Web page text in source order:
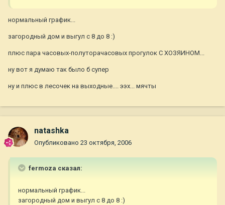
нормальный график...
загородный дом и выгул с 8 до 8 :)
плюс пара часовых-полуторачасовых прогулок С ХОЗЯИНОМ...
ну вот я думаю так было б супер
ну и плюс в лесочек на выходные.... ээх... мячты
natashka
Опубликовано 23 октября, 2006
fermoza сказал:
нормальный график...
загородный дом и выгул с 8 до 8 :)